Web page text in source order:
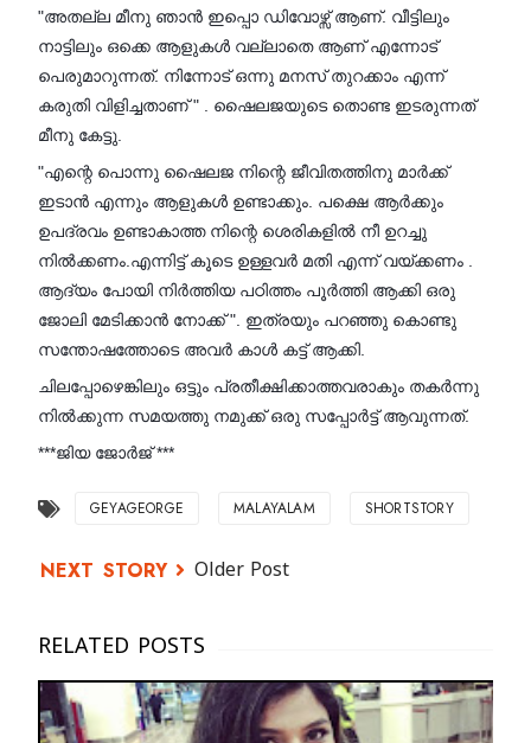
"അതല്ല മീനു ഞാൻ ഇപ്പൊ ഡിവോഴ്സ് ആണ്. വീട്ടിലും
നാട്ടിലും ഒക്കെ ആളുകൾ വല്ലാതെ ആണ് എന്നോട്
പെരുമാറുന്നത്. നിന്നോട് ഒന്നു മനസ് തുറക്കാം എന്ന്
കരുതി വിളിച്ചതാണ് " . ഷൈലജയുടെ തൊണ്ട ഇടരുന്നത്
മീനു കേട്ടു.
"എന്റെ പൊന്നു ഷൈലജ നിന്റെ ജീവിതത്തിനു മാർക്ക്‌
ഇടാൻ എന്നും ആളുകൾ ഉണ്ടാക്കും. പക്ഷെ ആർക്കും
ഉപദ്രവം ഉണ്ടാകാത്ത നിന്റെ ശെരികളിൽ നീ ഉറച്ചു
നിൽക്കണം.എന്നിട്ട് കൂടെ ഉള്ളവർ മതി എന്ന് വയ്ക്കണം .
ആദ്യം പോയി നിർത്തിയ പഠിത്തം പൂർത്തി ആക്കി ഒരു
ജോലി മേടിക്കാൻ നോക്ക് ". ഇത്രയും പറഞ്ഞു കൊണ്ടു
സന്തോഷത്തോടെ അവർ കാൾ കട്ട്‌ ആക്കി.
ചിലപ്പോഴെങ്കിലും ഒട്ടും പ്രതീക്ഷിക്കാത്തവരാകും തകർന്നു
നിൽക്കുന്ന സമയത്തു നമുക്ക് ഒരു സപ്പോർട്ട് ആവുന്നത്.
***ജിയ ജോർജ് ***
GEYAGEORGE MALAYALAM SHORTSTORY
Older Post